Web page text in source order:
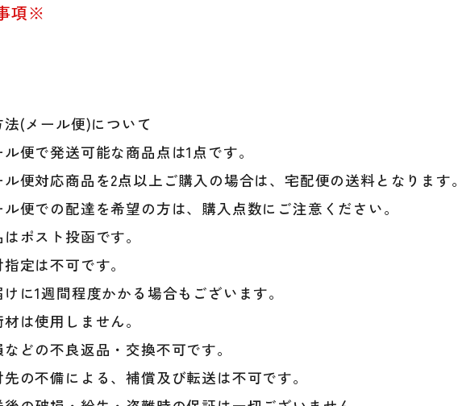
項※
(メール便)について
便で発送可能な商品点は1点です。
便対応商品を2点以上ご購入の場合は、宅配便の送料となります。
便での配達を希望の方は、購入点数にご注意ください。
ポスト投函です。
定は不可です。
に1週間程度かかる場合もございます。
は使用しません。
どの不良返品・交換不可です。
の不備による、補償及び転送は不可です。